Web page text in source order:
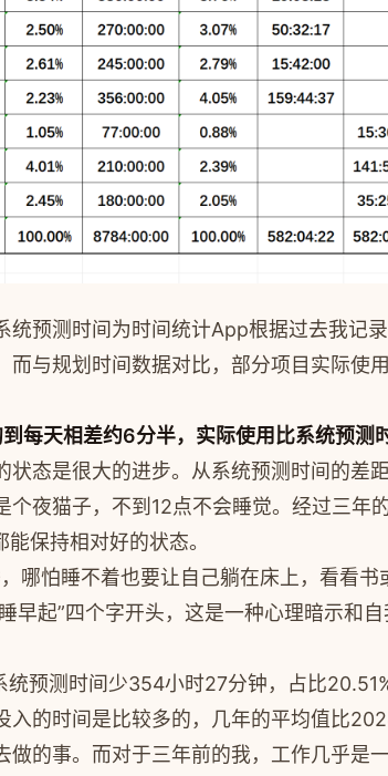
预测时间为时间统计App根据过去我
与规划时间数据对比，部分项目实际使
每天相差约6分半，实际使用比系统预测
态是很大的进步。从系统预测时间的差
个夜猫子，不到12点不会睡觉。经过三
保持相对好的状态。
怕睡不着也要让自己躺在床上，看看书
起”四个字开头，这是一种心理暗示和自
预测时间少354小时27分钟，占比20.51%
的时间是比较多的，几年的平均值比
的事。而对于三年前的我，工作几乎